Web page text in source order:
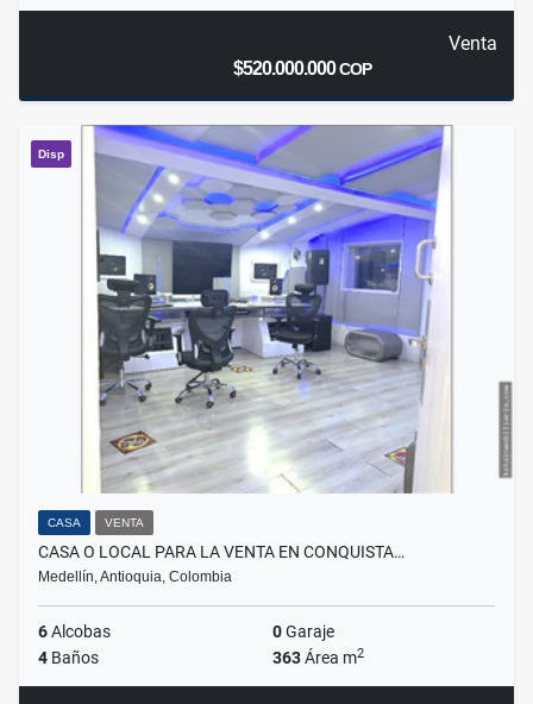
Venta
$520.000.000COP
Disp
CASA VENTA
CASA O LOCAL PARA LA VENTA EN CONQUISTA…
Medellín, Antioquia, Colombia
6Alcobas 0Garaje
4 Baños 363Área m2